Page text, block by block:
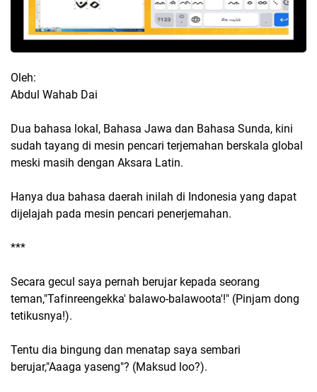
Oleh:
Abdul Wahab Dai
Dua bahasa lokal, Bahasa Jawa dan Bahasa Sunda, kini
sudah tayang di mesin pencari terjemahan berskala global
meski masih dengan Aksara Latin.
Hanya dua bahasa daerah inilah di Indonesia yang dapat
dijelajah pada mesin pencari penerjemahan.
***
Secara gecul saya pernah berujar kepada seorang
teman,"Tafinreengekka' balawo-balawoota'!" (Pinjam dong
tetikusnya!).
Tentu dia bingung dan menatap saya sembari
berujar,"Aaaga yaseng"? (Maksud loo?).